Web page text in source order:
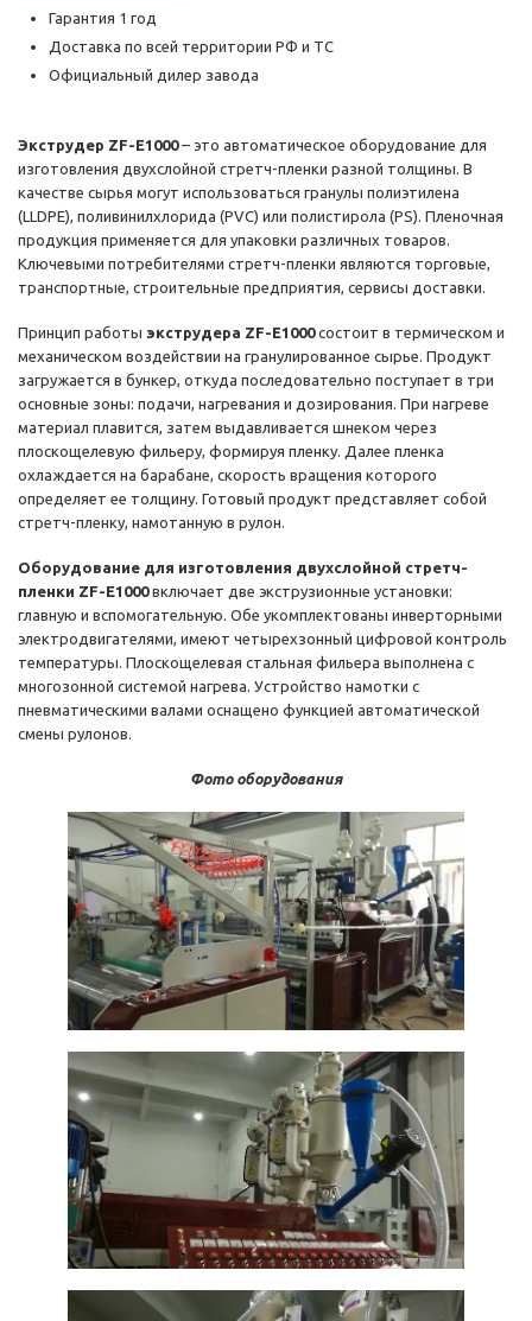
Гарантия 1 год
Доставка по всей территории РФ и ТС
Официальный дилер завода
Экструдер ZF-E1000– это автоматическое оборудование для
изготовления двухслойной стретч-пленки разной толщины. В
качестве сырья могут использоваться гранулы полиэтилена
(LLDPE), поливинилхлорида (PVC) или полистирола (PS). Пленочная
продукция применяется для упаковки различных товаров.
Ключевыми потребителями стретч-пленки являются торговые,
транспортные, строительные предприятия, сервисы доставки.
Принцип работы экструдера ZF-E1000состоит в термическом и
механическом воздействии на гранулированное сырье. Продукт
загружается в бункер, откуда последовательно поступает в три
основные зоны: подачи, нагревания и дозирования. При нагреве
материал плавится, затем выдавливается шнеком через
плоскощелевую фильеру, формируя пленку. Далее пленка
охлаждается на барабане, скорость вращения которого
определяет ее толщину. Готовый продукт представляет собой
стретч-пленку, намотанную в рулон.
Оборудование для изготовления двухслойной стретч-
пленки ZF-E1000включает две экструзионные установки:
главную и вспомогательную. Обе укомплектованы инверторными
электродвигателями, имеют четырехзонный цифровой контроль
температуры. Плоскощелевая стальная фильера выполнена с
многозонной системой нагрева. Устройство намотки с
пневматическими валами оснащено функцией автоматической
смены рулонов.
Фото оборудования